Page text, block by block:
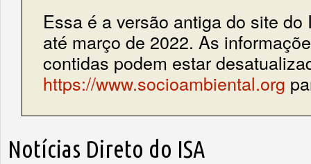
Essa é a versão antiga do site do
até março de 2022. As
contidas podem estar
https://www.socioambiental.org
Notícias Direto do ISA